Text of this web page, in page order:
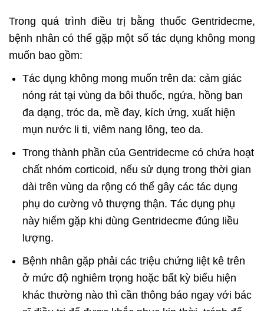
Trong quá trình điều trị bằng thuốc Gentridecme,
bệnh nhân có thể gặp một số tác dụng không mong
muốn bao gồm:
Tác dụng không mong muốn trên da: cảm giác
nóng rát tại vùng da bôi thuốc, ngứa, hồng ban
đa dạng, tróc da, mề đay, kích ứng, xuất hiện
mụn nước li ti, viêm nang lông, teo da.
Trong thành phần của Gentridecme có chứa hoạt
chất nhóm corticoid, nếu sử dụng trong thời gian
dài trên vùng da rộng có thể gây các tác dụng
phụ do cường vỏ thượng thận. Tác dụng phụ
này hiếm gặp khi dùng Gentridecme đúng liều
lượng.
Bệnh nhân gặp phải các triệu chứng liệt kê trên
ở mức độ nghiêm trọng hoặc bất kỳ biểu hiện
khác thường nào thì cần thông báo ngay với bác